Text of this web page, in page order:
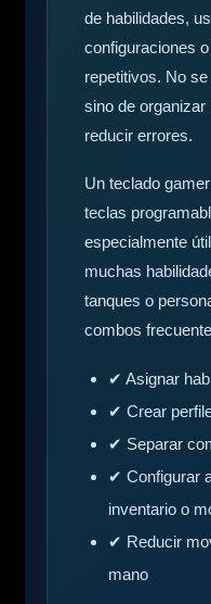
de habilidades,
configuraciones
repetitivos. No se
sino de
reducir errores.
Un teclado
teclas
especialmente
muchas
tanques o
combos
✔ Asignar
✔ Crear
✔ Separar
✔ Configurar
inventario o
✔ Reducir
mano